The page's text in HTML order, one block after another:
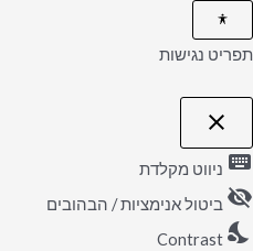
תפריט נגישות
close
פתיחה
של
הנגישות
keyboard ניווט מקלדת
visibility_off ביטול אנימציות / הבהובים
nights_stay
Contrast